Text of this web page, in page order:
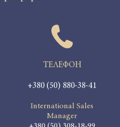
ТЕЛЕФОН
+380 (50) 880-38-41
International Sales
Manager